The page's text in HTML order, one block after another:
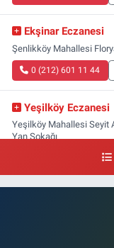
Ekşinar Eczanesi
Şenlikköy Mahallesi
0 (212) 601 11 44
Yeşilköy Eczanesi
Yeşilköy Mahallesi Seyit
Yan Sokağı
Ataköy 3-4-11. Kısım
4.Kısım Çarşısı No:12